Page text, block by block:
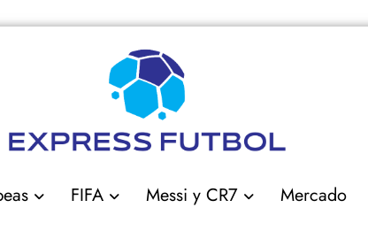
FIFA Messi y CR7 Mercado